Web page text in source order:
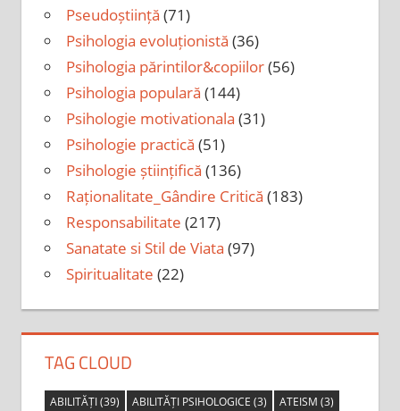
Pseudoștiință (71)
Psihologia evoluționistă (36)
Psihologia părintilor&copiilor(56)
Psihologia populară (144)
Psihologie motivationala (31)
Psihologie practică (51)
Psihologie științifică (136)
Raționalitate_Gândire Critică (183)
Responsabilitate (217)
Sanatate si Stil de Viata (97)
Spiritualitate (22)
TAG CLOUD
ABILITĂȚI(39) ABILITĂȚI PSIHOLOGICE (3) ATEISM (3)